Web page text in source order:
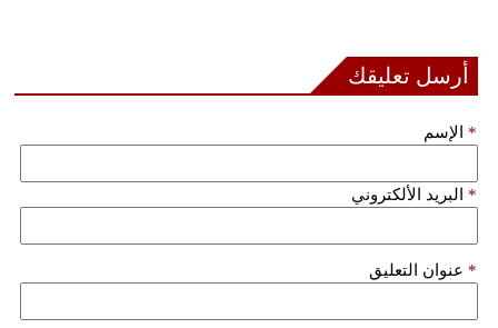
أرسل تعليقك
الإسم *
البريد الألكتروني *
عنوان التعليق *